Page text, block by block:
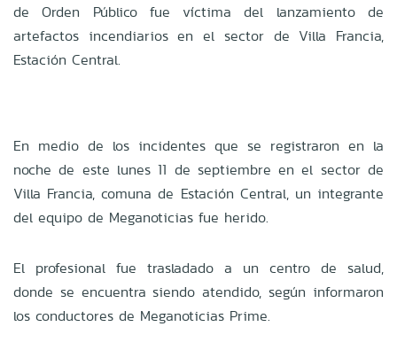
de Orden Público fue víctima del lanzamiento de
artefactos incendiarios en el sector de Villa Francia,
Estación Central.
En medio de los incidentes que se registraron en la
noche de este lunes 11 de septiembre en el sector de
Villa Francia, comuna de Estación Central, un integrante
del equipo de Meganoticias fue herido.
El profesional fue trasladado a un centro de salud,
donde se encuentra siendo atendido, según informaron
los conductores de Meganoticias Prime.